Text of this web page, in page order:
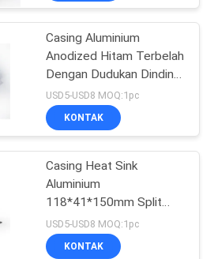
Genggam
Casing Aluminium
Anodized Hitam Terbelah
Dengan Dudukan Dinding
Berflensa
107*27*120mm
USD5-USD8 MOQ:1pc
KONTAK
Casing Heat Sink
Aluminium
118*41*150mm Split
Body Untuk Switch
Jaringan
USD5-USD8 MOQ:1pc
KONTAK